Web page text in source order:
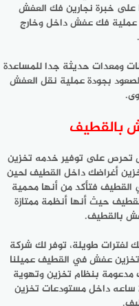
خبرة نجارين فك العفش
عملية فك عفش داخل وخارج
ومعدات حديثة جدا للمساعدة
بجودة عملية نقل العفش
بالقطيف
تحرص على توفير خدمه تخزين
أغراضك داخل القطيف لحين
القطيف فتأكد من أنها محمية
حيث أنها أنظمة ممتازة
بالقطيف.
طويلة، توفر لك شركة
عفش في القطيف عميلنا
بنظام تخزين وتهوية
مثالية، كما يتم مراقبة عفش منزلك 24 ساعه داخل مستودعات تخزين